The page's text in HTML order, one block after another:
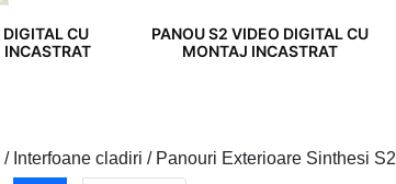
CU
PANOU S2 VIDEO DIGITAL CU
MONTAJ INCASTRAT
Interfoane cladiri / Panouri Exterioare Sinthesi S2